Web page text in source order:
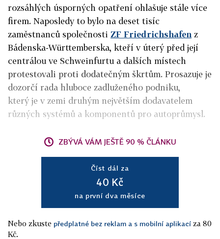
rozsáhlých úsporných opatření ohlašuje stále více
firem. Naposledy to bylo na deset tisíc
zaměstnanců společnosti ZF Friedrichshafen z
Bádenska-Württemberska, kteří v úterý před její
centrálou ve Schweinfurtu a dalších místech
protestovali proti dodatečným škrtům. Prosazuje je
dozorčí rada hluboce zadluženého podniku,
který je v zemi druhým největším dodavatelem
různých systémů a komponentů pro autoprůmysl.
ZBÝVÁ VÁM JEŠTĚ 90 % ČLÁNKU
Číst dál za
40 Kč
na první dva měsíce
Nebo zkuste předplatné bez reklam a s mobilní aplikací za 80
Kč.